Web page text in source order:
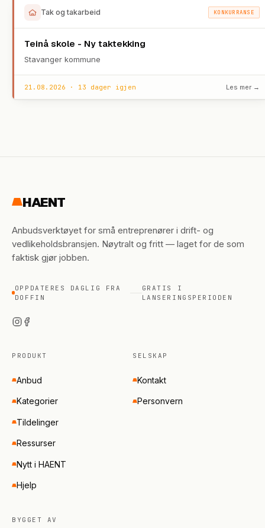
Tak og takarbeid KONKURRANSE
Teinå skole - Ny taktekking
Stavanger kommune
21.08.2026 · 13 dager igjen Les mer →
HAENT
Anbudsverktøyet for små entreprenører i drift- og
vedlikeholdsbransjen. Nøytralt og fritt — laget for de som
faktisk gjør jobben.
OPPDATERES DAGLIG FRA
DOFFIN
GRATIS I
LANSERINGSPERIODEN
PRODUKT
Anbud
Kategorier
Tildelinger
Ressurser
Nytt i HAENT
Hjelp
SELSKAP
Kontakt
Personvern
BYGGET AV